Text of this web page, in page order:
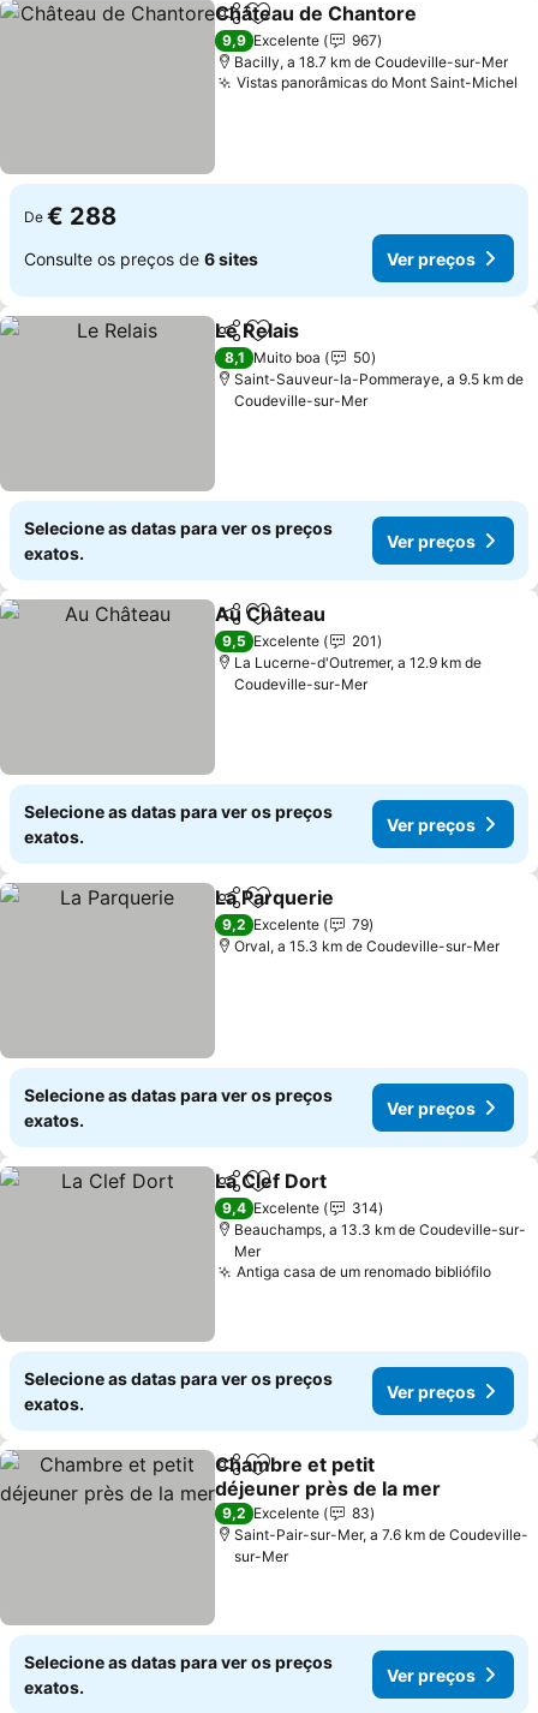
PartilharAdicionar aos favoritos
Château de Chantore
9,9 Excelente
967
Bacilly, a 18.7 km de Coudeville-sur-Mer
Vistas panorâmicas do Mont Saint-Michel
De € 288
Consulte os preços de 6 sites Ver preços
PartilharAdicionar aos favoritos
Le Relais
8,1 Muito boa
50
Saint-Sauveur-la-Pommeraye, a 9.5 km de
Coudeville-sur-Mer
Selecione as datas para ver os preços
exatos.
Ver preços
PartilharAdicionar aos favoritos
Au Château
9,5 Excelente
201
La Lucerne-d'Outremer, a 12.9 km de
Coudeville-sur-Mer
Selecione as datas para ver os preços
exatos.
Ver preços
PartilharAdicionar aos favoritos
La Parquerie
9,2 Excelente
79
Orval, a 15.3 km de Coudeville-sur-Mer
Selecione as datas para ver os preços
exatos.
Ver preços
PartilharAdicionar aos favoritos
La Clef Dort
9,4 Excelente
314
Beauchamps, a 13.3 km de Coudeville-sur-
Mer
Antiga casa de um renomado bibliófiloVer
Selecione as datas para ver os preços
exatos.
Ver preços
PartilharAdicionar aos favoritos
Chambre et petit
déjeuner près de la mer
Ver preços
9,2 Excelente
83
Saint-Pair-sur-Mer, a 7.6 km de Coudeville-
sur-Mer
Selecione as datas para ver os preços
exatos.
Ver preços